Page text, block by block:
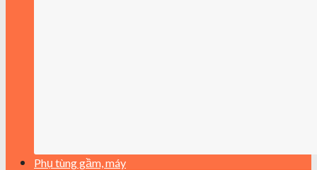
Phụ tùng gầm, máy